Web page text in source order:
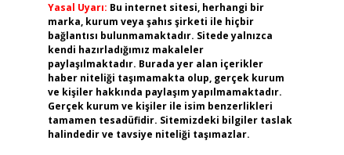
Yasal Uyarı: Bu internet sitesi, herhangi bir
marka, kurum veya şahıs şirketi ile hiçbir
bağlantısı bulunmamaktadır. Sitede yalnızca
kendi hazırladığımız makaleler
paylaşılmaktadır. Burada yer alan içerikler
haber niteliği taşımamakta olup, gerçek kurum
ve kişiler hakkında paylaşım yapılmamaktadır.
Gerçek kurum ve kişiler ile isim benzerlikleri
tamamen tesadüfidir. Sitemizdeki bilgiler taslak
halindedir ve tavsiye niteliği taşımazlar.